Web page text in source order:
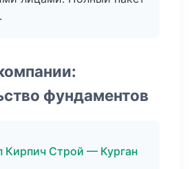
фундаментов
Кирпич Строй — Курган